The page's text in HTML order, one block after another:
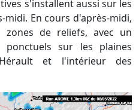
s'installent aussi sur les
midi. En cours d'après-midi,
de reliefs, avec un
ponctuels sur les plaines
et l'intérieur des